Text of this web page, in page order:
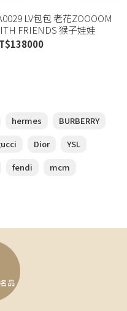
LV包包 老花ZOOOOM
FRIENDS 猴子娃娃
XS(喬萱桃園店)
138000
hermes
BURBERRY
Dior
YSL
fendi mcm